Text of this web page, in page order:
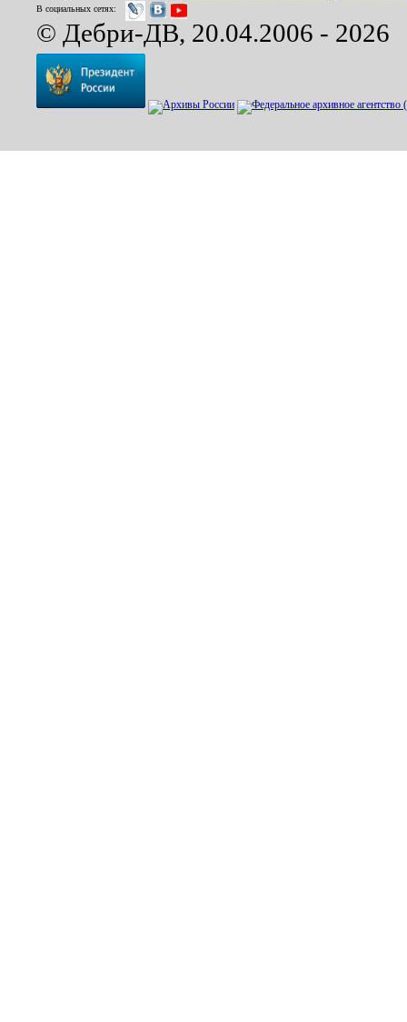
В социальных сетях:
© Дебри-ДВ, 20.04.2006 - 2026